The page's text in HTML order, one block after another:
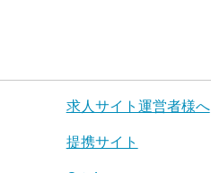
求人サイト運営者様へ
提携サイト